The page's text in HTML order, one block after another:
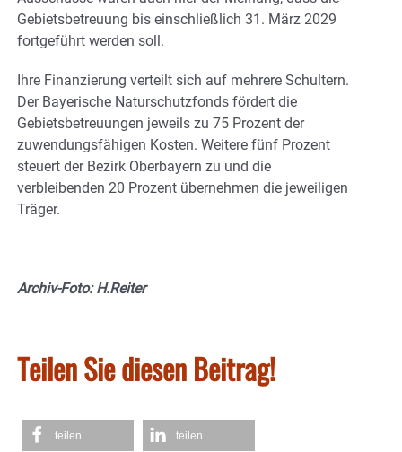
Gebietsbetreuung bis einschließlich 31. März 2029
fortgeführt werden soll.
Ihre Finanzierung verteilt sich auf mehrere Schultern.
Der Bayerische Naturschutzfonds fördert die
Gebietsbetreuungen jeweils zu 75 Prozent der
zuwendungsfähigen Kosten. Weitere fünf Prozent
steuert der Bezirk Oberbayern zu und die
verbleibenden 20 Prozent übernehmen die jeweiligen
Träger.
Archiv-Foto: H.Reiter
Teilen Sie diesen Beitrag!
teilen teilen